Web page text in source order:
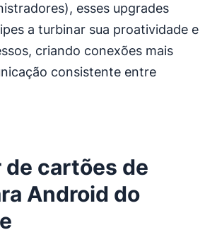
esses upgrades
a turbinar sua proatividade e
criando conexões mais
consistente entre
de cartões de
Android do